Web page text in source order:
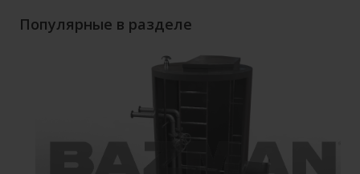
Популярные в разделе